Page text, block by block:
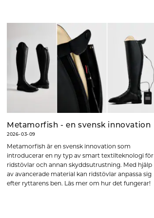
Metamorfish - en svensk innovation
2026-03-09
Metamorfish är en svensk innovation som
introducerar en ny typ av smart textilteknologi för
ridstövlar och annan skyddsutrustning. Med hjälp
av avancerade material kan ridstövlar anpassa sig
efter ryttarens ben. Läs mer om hur det fungerar!